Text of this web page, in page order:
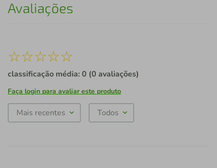
Avaliações
☆☆☆☆☆
classificação média: 0 (0 avaliações)
Faça login para avaliar este produto
Mais recentes Todos